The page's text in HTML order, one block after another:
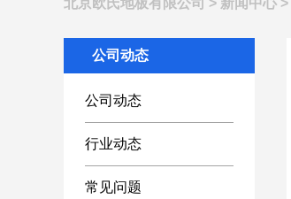
北京欧氏地板有限公司 > 新闻中心 >
公司动态
公司动态
行业动态
常见问题